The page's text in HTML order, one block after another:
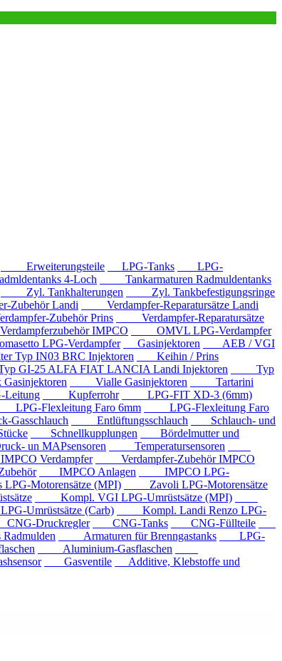
Erweiterungsteile LPG-Tanks
LPG-
4-Loch
Tankarmaturen Radmuldentanks
Zyl. Tankhalterungen
Zyl. Tankbefestigungsringe
Landi
Verdampfer-Reparatursätze Landi
Zubehör Prins
Verdampfer-Reparatursätze
IMPCO
OMVL LPG-Verdampfer
LPG-Verdampfer Gasinjektoren
AEB / VGI
IN03 BRC Injektoren
Keihin / Prins
25 ALFA FIAT LANCIA Landi Injektoren
Typ
Vialle Gasinjektoren
Tartarini
Kupferrohr
LPG-FIT XD-3 (6mm)
Flexleitung Faro 6mm
LPG-Flexleitung Faro
Entlüftungsschlauch
Schlauch- und
Schnellkupplungen
Bördelmutter und
un MAPsensoren
Temperatursensoren
Verdampfer
Verdampfer-Zubehör IMPCO
IMPCO Anlagen
IMPCO LPG-
Motorensätze (MPI)
Zavoli LPG-Motorensätze
Kompl. VGI LPG-Umrüstsätze (MPI)
Umrüstsätze (Carb)
Kompl. Landi Renzo LPG-
Druckregler CNG-Tanks
CNG-Füllteile
Armaturen für Brenngastanks
LPG-
Aluminium-Gasflaschen
Gasventile
Additive, Klebstoffe und